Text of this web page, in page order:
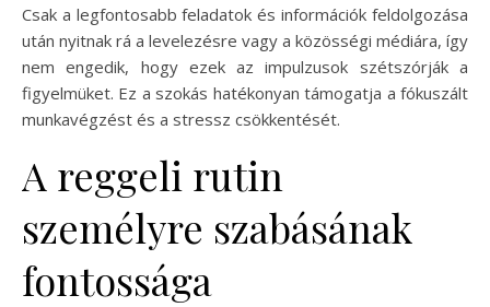
Csak a legfontosabb feladatok és információk feldolgozása
után nyitnak rá a levelezésre vagy a közösségi médiára, így
nem engedik, hogy ezek az impulzusok szétszórják a
figyelmüket. Ez a szokás hatékonyan támogatja a fókuszált
munkavégzést és a stressz csökkentését.
A reggeli rutin
személyre szabásának
fontossága